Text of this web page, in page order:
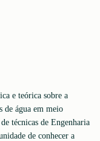
e teórica sobre a
de água em meio
técnicas de Engenharia
de conhecer a